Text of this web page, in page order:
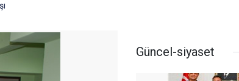
Güncel-siyaset